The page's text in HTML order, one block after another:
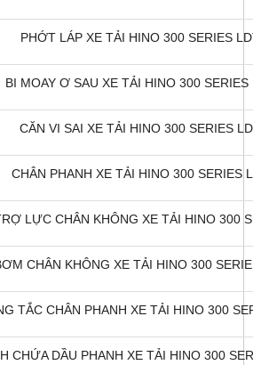
PHỚT LÁP XE TẢI HINO 300 SERIES
BI MOAY Ơ SAU XE TẢI HINO 300
CĂN VI SAI XE TẢI HINO 300 SERIES
CHÂN PHANH XE TẢI HINO 300 SERIES
LỰC CHÂN KHÔNG XE TẢI HINO 300
CHÂN KHÔNG XE TẢI HINO 300
TẮC CHÂN PHANH XE TẢI HINO 300
CHỨA DẦU PHANH XE TẢI HINO 300